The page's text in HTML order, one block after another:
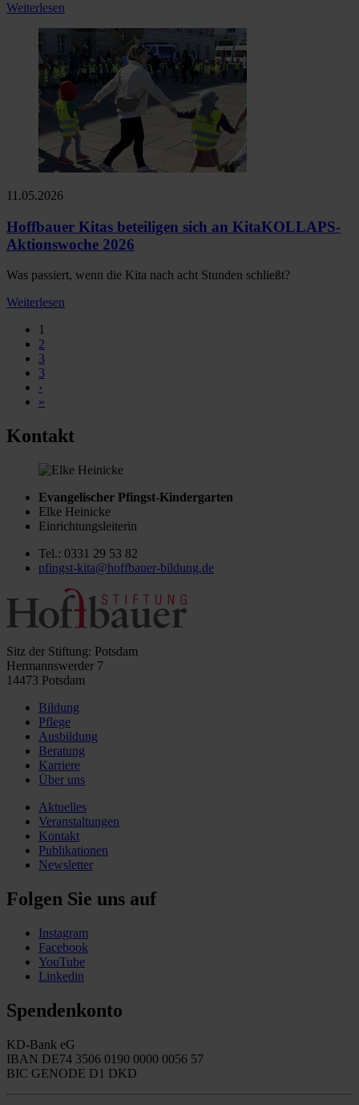
Weiterlesen
11.05.2026
Hoffbauer Kitas beteiligen sich an KitaKOLLAPS-
Aktionswoche 2026
Was passiert, wenn die Kita nach acht Stunden schließt?
Weiterlesen
1
2
3
3
›
»
Kontakt
Evangelischer Pfingst-Kindergarten
Elke Heinicke
Einrichtungsleiterin
Tel.: 0331 29 53 82
pfingst-kita@hoffbauer-bildung.de
Sitz der Stiftung: Potsdam
Hermannswerder 7
14473 Potsdam
Bildung
Pflege
Ausbildung
Beratung
Karriere
Über uns
Aktuelles
Veranstaltungen
Kontakt
Publikationen
Newsletter
Folgen Sie uns auf
Instagram
Facebook
YouTube
Linkedin
Spendenkonto
KD-Bank eG
IBAN DE74 3506 0190 0000 0056 57
BIC GENODE D1 DKD